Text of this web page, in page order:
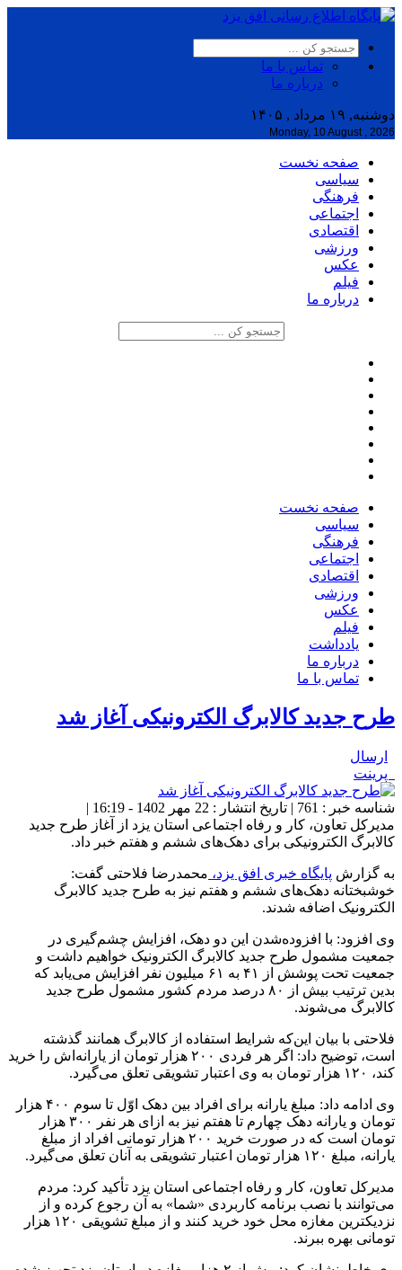
تماس با ما
درباره ما
دوشنبه, ۱۹ مرداد , ۱۴۰۵
Monday, 10 August , 2026
صفحه نخست
سیاسی
فرهنگی
اجتماعی
اقتصادی
ورزشی
عکس
فیلم
درباره ما
صفحه نخست
سیاسی
فرهنگی
اجتماعی
اقتصادی
ورزشی
عکس
فیلم
یادداشت
درباره ما
تماس با ما
طرح جدید کالابرگ الکترونیکی آغاز شد
ارسال
پرینت
شناسه خبر : 761 | تاریخ انتشار : 22 مهر 1402 - 16:19 |
مدیرکل تعاون، کار و رفاه اجتماعی استان یزد از آغاز طرح جدید
کالابرگ الکترونیکی برای دهک‌های ششم و هفتم خبر داد.
به گزارش پایگاه خبری افق یزد، محمدرضا فلاحتی گفت:
خوشبختانه دهک‌های ششم و هفتم نیز به طرح جدید کالابرگ
الکترونیک اضافه شدند.
وی افزود: با افزوده‌شدن این دو دهک، افزایش چشم‌گیری در
جمعیت مشمول طرح جدید کالابرگ الکترونیک خواهیم داشت و
جمعیت تحت پوشش از ۴۱ به ۶۱ میلیون نفر افزایش می‌یابد که
بدین ترتیب بیش از ۸۰ درصد مردم کشور مشمول طرح جدید
کالابرگ می‌شوند.
فلاحتی با بیان این‌که شرایط استفاده از کالابرگ همانند گذشته
است، توضیح داد: اگر هر فردی ۲۰۰ هزار تومان از یارانه‌اش را خرید
کند، ‌۱۲۰ هزار تومان به وی اعتبار تشویقی تعلق می‌گیرد.
وی ادامه داد: مبلغ یارانه برای افراد بین دهک اوّل تا سوم ۴۰۰ هزار
تومان و یارانه دهک چهارم تا هفتم نیز به ازای هر نفر ۳۰۰ هزار
تومان است که در صورت خرید ۲۰۰ هزار تومانی افراد از مبلغ
یارانه، مبلغ ۱۲۰ هزار تومان اعتبار تشویقی به آنان تعلق می‌گیرد.
مدیرکل تعاون، کار و رفاه اجتماعی استان یزد تأکید کرد: مردم
می‌توانند با نصب برنامه کاربردی «شما» به آن رجوع کرده و از
نزدیکترین مغازه محل خود خرید کنند و از مبلغ تشویقی ۱۲۰ هزار
تومانی بهره ببرند.